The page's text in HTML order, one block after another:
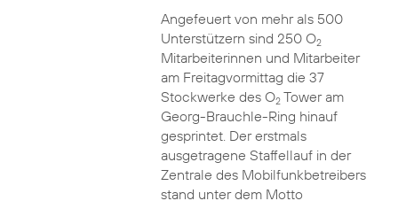
Angefeuert von mehr als 500
Unterstützern sind 250 O2
Mitarbeiterinnen und Mitarbeiter
am Freitagvormittag die 37
Stockwerke des O2Tower am
Georg-Brauchle-Ring hinauf
gesprintet. Der erstmals
ausgetragene Staffellauf in der
Zentrale des Mobilfunkbetreibers
stand unter dem Motto